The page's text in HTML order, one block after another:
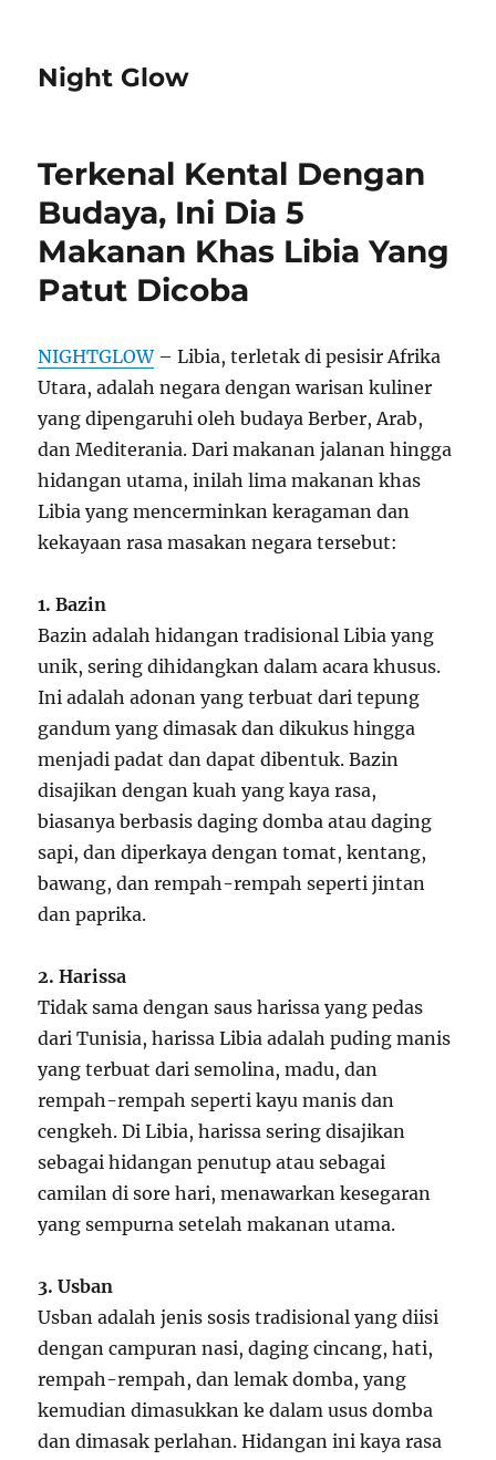
Night Glow
Terkenal Kental Dengan
Budaya, Ini Dia 5
Makanan Khas Libia Yang
Patut Dicoba
NIGHTGLOW– Libia, terletak di pesisir Afrika
Utara, adalah negara dengan warisan kuliner
yang dipengaruhi oleh budaya Berber, Arab,
dan Mediterania. Dari makanan jalanan hingga
hidangan utama, inilah lima makanan khas
Libia yang mencerminkan keragaman dan
kekayaan rasa masakan negara tersebut:
1. Bazin
Bazin adalah hidangan tradisional Libia yang
unik, sering dihidangkan dalam acara khusus.
Ini adalah adonan yang terbuat dari tepung
gandum yang dimasak dan dikukus hingga
menjadi padat dan dapat dibentuk. Bazin
disajikan dengan kuah yang kaya rasa,
biasanya berbasis daging domba atau daging
sapi, dan diperkaya dengan tomat, kentang,
bawang, dan rempah-rempah seperti jintan
dan paprika.
2. Harissa
Tidak sama dengan saus harissa yang pedas
dari Tunisia, harissa Libia adalah puding manis
yang terbuat dari semolina, madu, dan
rempah-rempah seperti kayu manis dan
cengkeh. Di Libia, harissa sering disajikan
sebagai hidangan penutup atau sebagai
camilan di sore hari, menawarkan kesegaran
yang sempurna setelah makanan utama.
3. Usban
Usban adalah jenis sosis tradisional yang diisi
dengan campuran nasi, daging cincang, hati,
rempah-rempah, dan lemak domba, yang
kemudian dimasukkan ke dalam usus domba
dan dimasak perlahan. Hidangan ini kaya rasa